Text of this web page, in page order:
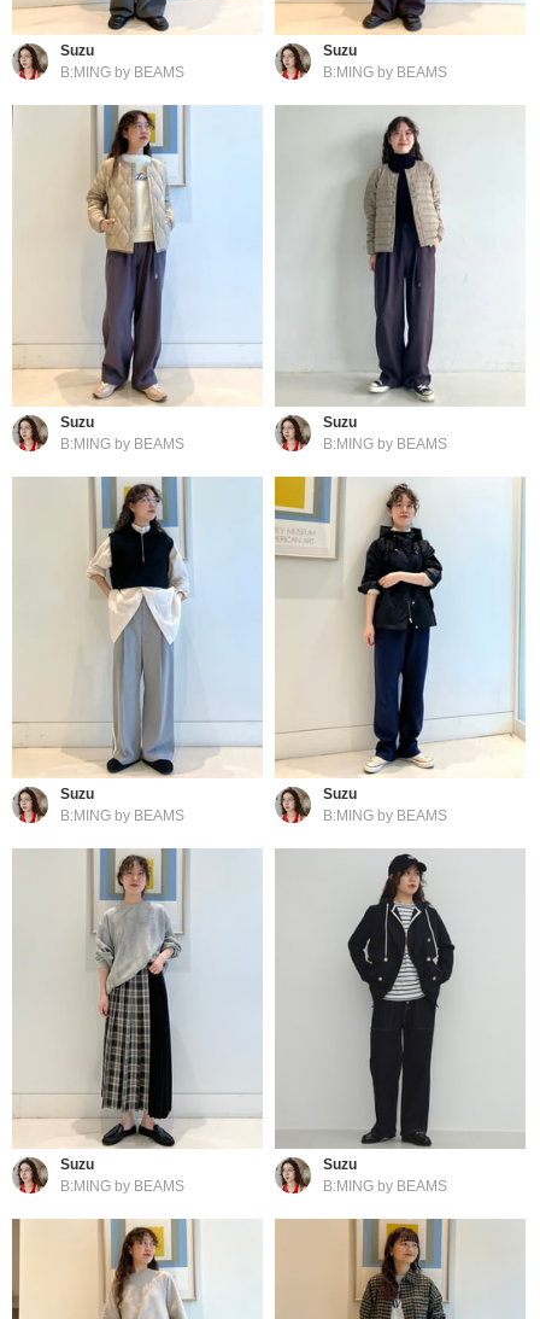
Suzu
B:MING by BEAMS
Suzu
B:MING by BEAMS
Suzu
B:MING by BEAMS
Suzu
B:MING by BEAMS
Suzu
B:MING by BEAMS
Suzu
B:MING by BEAMS
Suzu
B:MING by BEAMS
Suzu
B:MING by BEAMS